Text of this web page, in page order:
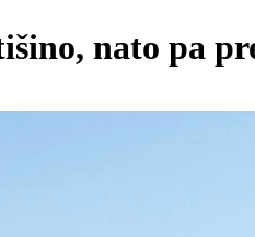
nato pa